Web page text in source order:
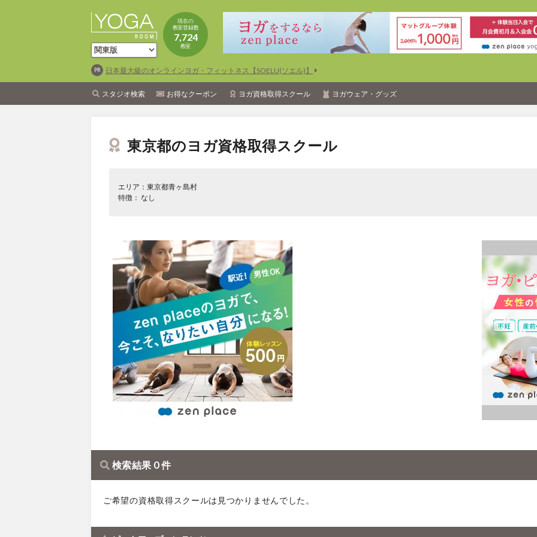
現在の
教室登録数
7,724
教室
日本最大級のオンラインヨガ・フィットネス【SOELU(ソエル)】
スタジオ検索 お得なクーポン ヨガ資格取得スクール ヨガウェア・グッズ
東京都のヨガ資格取得スクール
エリア：東京都青ヶ島村
特徴： なし
検索結果 0 件
ご希望の資格取得スクールは見つかりませんでした。